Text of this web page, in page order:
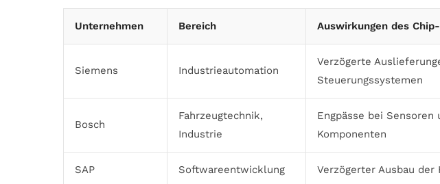
Unternehmen Bereich Auswirkungen des
Siemens Industrieautomation
Verzögerte
Steuerungssystemen
Bosch
Fahrzeugtechnik,
Industrie
Engpässe bei
Komponenten
SAP Softwareentwicklung Verzögerter Ausbau